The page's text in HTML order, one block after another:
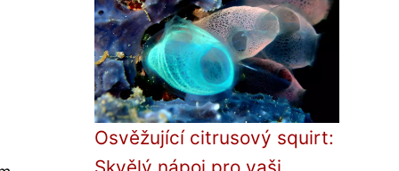
Osvěžující citrusový squirt: